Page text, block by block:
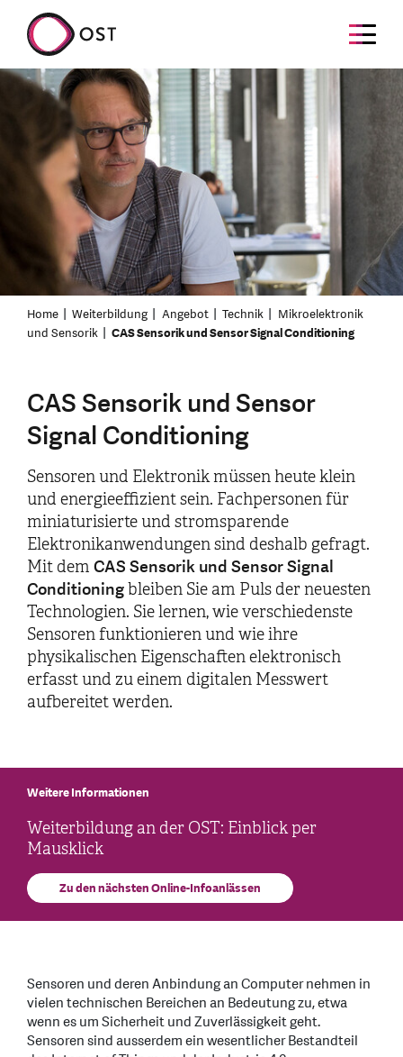
Home Weiterbildung Angebot Technik
Mikroelektronik
und Sensorik
CAS Sensorik und Sensor Signal Conditioning
CAS Sensorik und Sensor
Signal Conditioning
Sensoren und Elektronik müssen heute klein
und energieeffizient sein. Fachpersonen für
miniaturisierte und stromsparende
Elektronikanwendungen sind deshalb gefragt.
Mit dem CAS Sensorik und Sensor Signal
Conditioningbleiben Sie am Puls der neuesten
Technologien. Sie lernen, wie verschiedenste
Sensoren funktionieren und wie ihre
physikalischen Eigenschaften elektronisch
erfasst und zu einem digitalen Messwert
aufbereitet werden.
Weiterbildung an der OST: Einblick per
Mausklick
Weitere Informationen
Zu den nächsten Online-Infoanlässen
Sensoren und deren Anbindung an Computer nehmen in
vielen technischen Bereichen an Bedeutung zu, etwa
wenn es um Sicherheit und Zuverlässigkeit geht.
Sensoren sind ausserdem ein wesentlicher Bestandteil